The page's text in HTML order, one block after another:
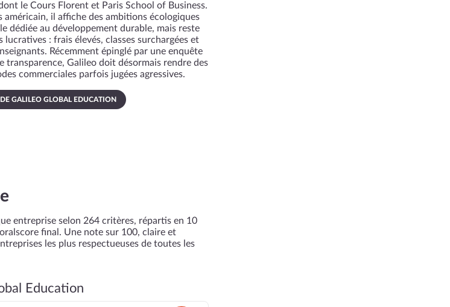
le Cours Florent et Paris School of Business.
américain, il affiche des ambitions écologiques
dédiée au développement durable, mais reste
: frais élevés, classes surchargées et
Récemment épinglé par une enquête
transparence, Galileo doit désormais rendre des
commerciales parfois jugées agressives.
DE GALILEO GLOBAL EDUCATION
entreprise selon 264 critères, répartis en 10
final. Une note sur 100, claire et
les plus respectueuses de toutes les
Education